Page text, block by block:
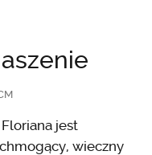
jest
wieczny